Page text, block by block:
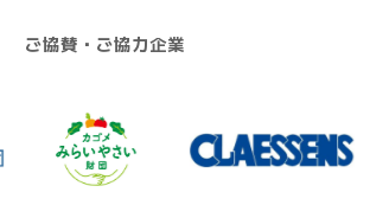
ご協賛・ご協力企業